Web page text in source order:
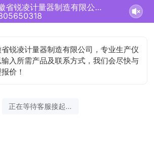
安徽省锐凌计量器制造有限公司正在为您服务
锐凌计量器制造有限公司，专业生产仪
入所需产品及联系方式，我们会尽快与
价！
正在等待客服接起...